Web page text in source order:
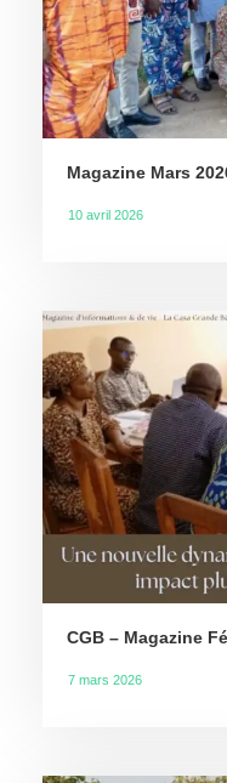
Magazine Mars
10 avril 2026
CGB – Magazine
7 mars 2026